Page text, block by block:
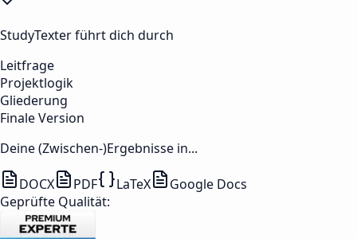
StudyTexter führt dich durch
Leitfrage
Projektlogik
Gliederung
Finale Version
Deine (Zwischen-)Ergebnisse in...
DOCX PDF LaTeX
Google Docs
Geprüfte Qualität: